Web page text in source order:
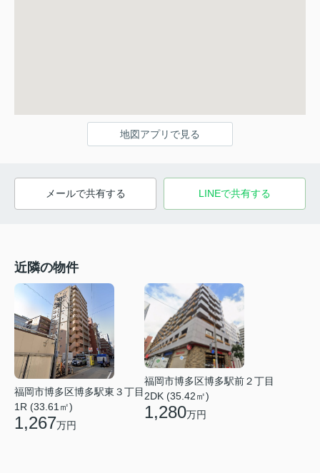
地図アプリで見る
メールで共有する LINEで共有する
近隣の物件
福岡市博多区博多駅東３丁目
1R (33.61㎡)
1,267万円
福岡市博多区博多駅前２丁目
2DK (35.42㎡)
1,280万円